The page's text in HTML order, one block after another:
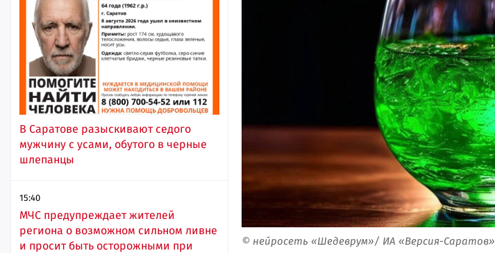
В Саратове разыскивают седого
мужчину с усами, обутого в черные
шлепанцы
15:40
МЧС предупреждает жителей
региона о возможном сильном ливне
и просит быть осторожными при
© нейросеть «Шедеврум»/ ИА «Версия-Саратов»